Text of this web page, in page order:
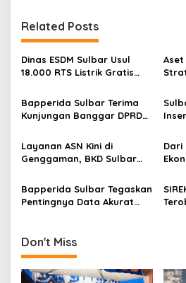
v
i
g
t
i
o
n
Related Posts
Dinas ESDM Sulbar Usul
18.000 RTS Listrik Gratis
Listrik Desa Tahun 2027
Bapperida Sulbar Terima
Kunjungan Banggar DPRD
Penyesuaian Anggaran
2026
Layanan ASN Kini di
Genggaman, BKD Sulbar
Dari
Bapperida Sulbar Tegaskan
Pentingnya Data Akurat
Don't Miss